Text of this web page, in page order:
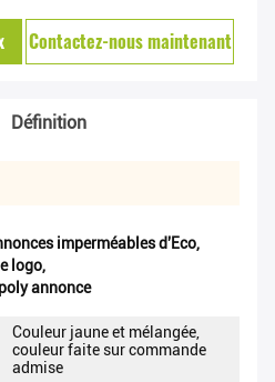
Contactez-nous maintenant
Définition
imperméables d'Eco,
logo,
annonce
Couleur jaune et mélangée,
couleur faite sur commande
admise